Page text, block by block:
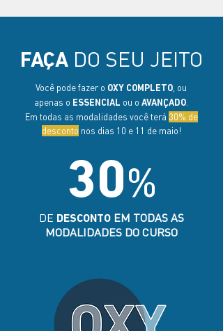
FAÇA DO SEU JEITO
Você pode fazer o OXY COMPLETO , ou
apenas o ESSENCIAL ou o AVANÇADO
Em todas as modalidades você terá 30% de
desconto nos dias 10 e 11 de maio!
DE DESCONTO EM TODAS AS
MODALIDADES DO CURSO
30%